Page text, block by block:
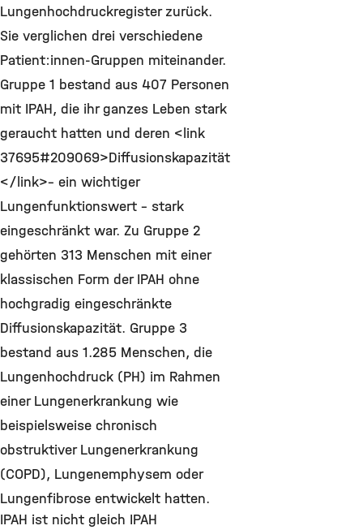
Lungenhochdruckregister zurück.
Sie verglichen drei verschiedene
Patient:innen-Gruppen miteinander.
Gruppe 1 bestand aus 407 Personen
mit IPAH, die ihr ganzes Leben stark
geraucht hatten und deren <link
37695#209069>Diffusionskapazität
</link>– ein wichtiger
Lungenfunktionswert – stark
eingeschränkt war. Zu Gruppe 2
gehörten 313 Menschen mit einer
klassischen Form der IPAH ohne
hochgradig eingeschränkte
Diffusionskapazität. Gruppe 3
bestand aus 1.285 Menschen, die
Lungenhochdruck (PH) im Rahmen
einer Lungenerkrankung wie
beispielsweise chronisch
obstruktiver Lungenerkrankung
(COPD), Lungenemphysem oder
Lungenfibrose entwickelt hatten.
IPAH ist nicht gleich IPAH